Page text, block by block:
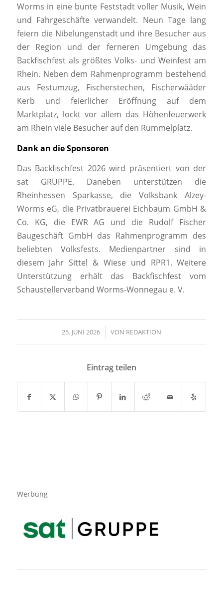
Worms in eine bunte Feststadt voller Musik, Wein
und Fahrgeschäfte verwandelt. Neun Tage lang
feiern die Nibelungenstadt und ihre Besucher aus
der Region und der ferneren Umgebung das
Backfischfest als größtes Volks- und Weinfest am
Rhein. Neben dem Rahmenprogramm bestehend
aus Festumzug, Fischerstechen, Fischerwääder
Kerb und feierlicher Eröffnung auf dem
Marktplatz, lockt vor allem das Höhenfeuerwerk
am Rhein viele Besucher auf den Rummelplatz.
Dank an die Sponsoren
Das Backfischfest 2026 wird präsentiert von der
sat GRUPPE. Daneben unterstützen die
Rheinhessen Sparkasse, die Volksbank Alzey-
Worms eG, die Privatbrauerei Eichbaum GmbH &
Co. KG, die EWR AG und die Rudolf Fischer
Baugeschäft GmbH das Rahmenprogramm des
beliebten Volksfests. Medienpartner sind in
diesem Jahr Sittel & Wiese und RPR1. Weitere
Unterstützung erhält das Backfischfest vom
Schaustellerverband Worms-Wonnegau e. V.
25. JUNI 2026
/ VON REDAKTION
Eintrag teilen
Werbung